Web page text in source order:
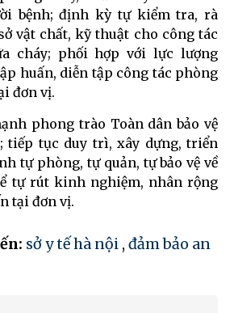
bệnh; định kỳ tự kiểm tra, rà
vật chất, kỹ thuật cho công tác
cháy; phối hợp với lực lượng
huấn, diễn tập công tác phòng
đơn vị.
phong trào Toàn dân bảo vệ
tiếp tục duy trì, xây dựng, triển
tự phòng, tự quản, tự bảo vệ về
tự rút kinh nghiệm, nhân rộng
tại đơn vị.
sở y tế hà nội , đảm bảo an